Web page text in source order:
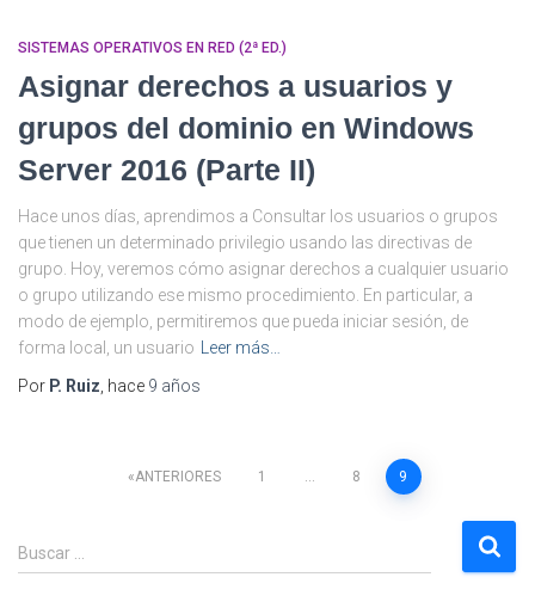
SISTEMAS OPERATIVOS EN RED (2ª ED.)
Asignar derechos a usuarios y
grupos del dominio en Windows
Server 2016 (Parte II)
Hace unos días, aprendimos a Consultar los usuarios o grupos
que tienen un determinado privilegio usando las directivas de
grupo. Hoy, veremos cómo asignar derechos a cualquier usuario
o grupo utilizando ese mismo procedimiento. En particular, a
modo de ejemplo, permitiremos que pueda iniciar sesión, de
forma local, un usuario
Leer más…
Por P. Ruiz , hace 9 años
Paginación
de
ANTERIORES 1 8 9
B
u
Buscar …